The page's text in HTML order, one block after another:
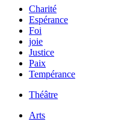
Charité
Espérance
Foi
joie
Justice
Paix
Tempérance
Théâtre
Arts